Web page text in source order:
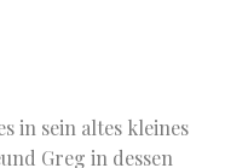
in sein altes kleines
Greg in dessen